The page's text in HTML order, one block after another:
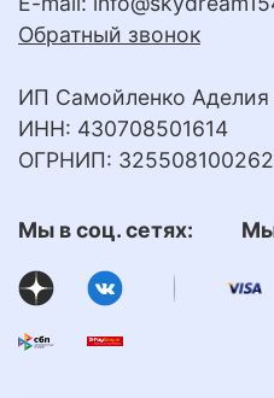
Обратный звонок
ИП Самойленко Аделия
ИНН: 430708501614
ОГРНИП:
Мы в соц. сетях: Мы